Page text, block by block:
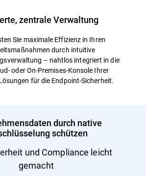
zentrale Verwaltung
Sie maximale Effizienz in Ihren
durch intuitive
– nahtlos integriert in die
oder On-Premises-Konsole Ihrer
für die Endpoint-Sicherheit.
durch native
schützen
und Compliance leicht
gemacht